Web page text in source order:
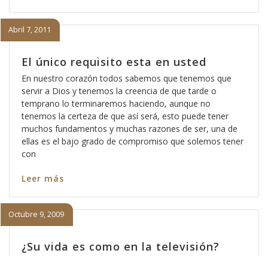
El único requisito esta en usted
Abril 7, 2011
En nuestro corazón todos sabemos que tenemos que
servir a Dios y tenemos la creencia de que tarde o
temprano lo terminaremos haciendo, aunque no
tenemos la certeza de que así será, esto puede tener
muchos fundamentos y muchas razones de ser, una de
ellas es el bajo grado de compromiso que solemos tener
con
Leer más
¿Su vida es como en la televisión?
Octubre 9, 2009